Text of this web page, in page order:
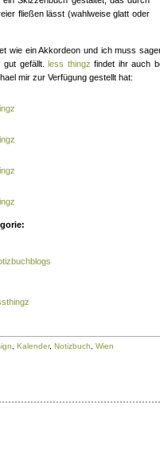
fließen lässt (wahlweise glatt oder
wie ein Akkordeon und ich muss
gut gefällt.less thingz findet ihr auch
mir zur Verfügung gestellt hat:
Kalender, Notizbuch Wien